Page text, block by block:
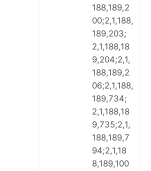
188,189,2
00;2,1,188,
189,203;
2,1,188,18
9,204;2,1,
188,189,2
06;2,1,188,
189,734;
2,1,188,18
9,735;2,1,
188,189,7
94;2,1,18
8,189,100